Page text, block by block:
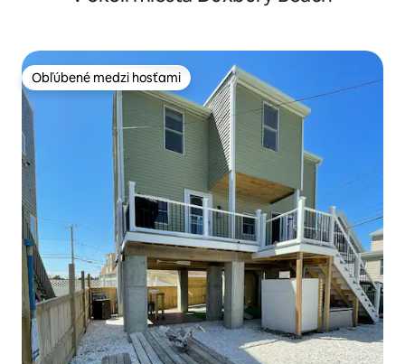
Obľúbené medzi hosťami
Obľúbené medzi hosťami